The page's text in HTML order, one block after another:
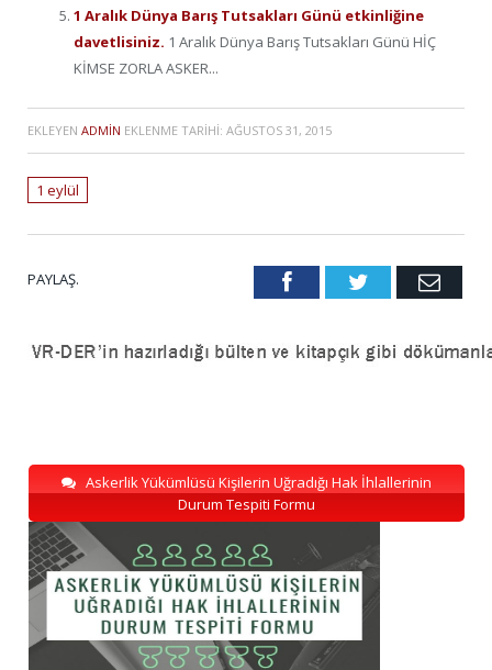
1 Aralık Dünya Barış Tutsakları Günü etkinliğine
davetlisiniz. 1 Aralık Dünya Barış Tutsakları Günü HİÇ
KİMSE ZORLA ASKER...
EKLEYEN ADMIN EKLENME TARIHI: AĞUSTOS 31, 2015
1 eylül
PAYLAŞ. FacebookTwitter Email
Askerlik Yükümlüsü Kişilerin Uğradığı Hak İhlallerinin
Durum Tespiti Formu